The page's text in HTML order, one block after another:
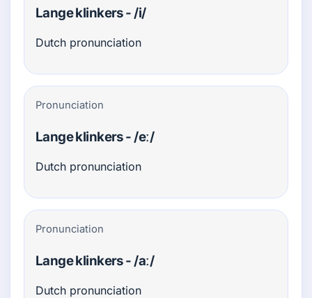
Lange klinkers - /i/
Dutch pronunciation
Pronunciation
Lange klinkers - /eː/
Dutch pronunciation
Pronunciation
Lange klinkers - /aː/
Dutch pronunciation